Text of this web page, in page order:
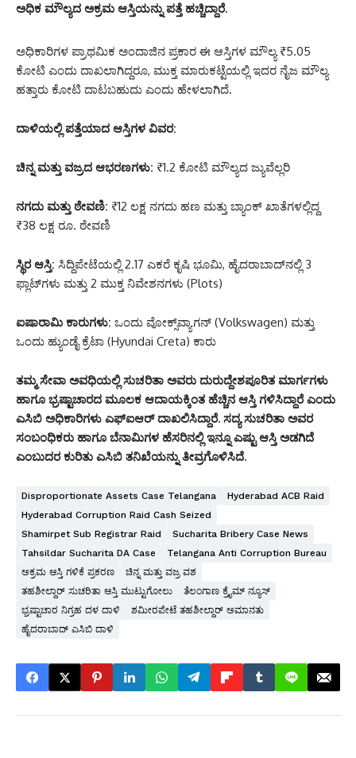
ಅಧಿಕ ಮೌಲ್ಯದ ಅಕ್ರಮ ಆಸ್ತಿಯನ್ನು ಪತ್ತೆ ಹಚ್ಚಿದ್ದಾರೆ.
ಅಧಿಕಾರಿಗಳ ಪ್ರಾಥಮಿಕ ಅಂದಾಜಿನ ಪ್ರಕಾರ ಈ ಆಸ್ತಿಗಳ ಮೌಲ್ಯ ₹5.05
ಕೋಟಿ ಎಂದು ದಾಖಲಾಗಿದ್ದರೂ, ಮುಕ್ತ ಮಾರುಕಟ್ಟೆಯಲ್ಲಿ ಇದರ ನೈಜ ಮೌಲ್ಯ
ಹತ್ತಾರು ಕೋಟಿ ದಾಟಬಹುದು ಎಂದು ಹೇಳಲಾಗಿದೆ.
ದಾಳಿಯಲ್ಲಿ ಪತ್ತೆಯಾದ ಆಸ್ತಿಗಳ ವಿವರ:
ಚಿನ್ನ ಮತ್ತು ವಜ್ರದ ಆಭರಣಗಳು: ₹1.2 ಕೋಟಿ ಮೌಲ್ಯದ ಜ್ಯುವೆಲ್ಲರಿ
ನಗದು ಮತ್ತು ಠೇವಣಿ: ₹12 ಲಕ್ಷ ನಗದು ಹಣ ಮತ್ತು ಬ್ಯಾಂಕ್ ಖಾತೆಗಳಲ್ಲಿದ್ದ
₹38 ಲಕ್ಷ ರೂ. ಠೇವಣಿ
ಸ್ಥಿರ ಆಸ್ತಿ: ಸಿದ್ದಿಪೇಟೆಯಲ್ಲಿ 2.17 ಎಕರೆ ಕೃಷಿ ಭೂಮಿ, ಹೈದರಾಬಾದ್‌ನಲ್ಲಿ 3
ಫ್ಲಾಟ್‌ಗಳು ಮತ್ತು 2 ಮುಕ್ತ ನಿವೇಶನಗಳು (Plots)
ಐಷಾರಾಮಿ ಕಾರುಗಳು: ಒಂದು ವೋಕ್ಸ್‌ವ್ಯಾಗನ್ (Volkswagen) ಮತ್ತು
ಒಂದು ಹ್ಯುಂಡೈ ಕ್ರೆಟಾ (Hyundai Creta) ಕಾರು
ತಮ್ಮ ಸೇವಾ ಅವಧಿಯಲ್ಲಿ ಸುಚರಿತಾ ಅವರು ದುರುದ್ದೇಶಪೂರಿತ ಮಾರ್ಗಗಳು
ಹಾಗೂ ಭ್ರಷ್ಟಾಚಾರದ ಮೂಲಕ ಆದಾಯಕ್ಕಿಂತ ಹೆಚ್ಚಿನ ಆಸ್ತಿ ಗಳಿಸಿದ್ದಾರೆ ಎಂದು
ಎಸಿಬಿ ಅಧಿಕಾರಿಗಳು ಎಫ್‌ಐಆರ್ ದಾಖಲಿಸಿದ್ದಾರೆ. ಸದ್ಯ ಸುಚರಿತಾ ಅವರ
ಸಂಬಂಧಿಕರು ಹಾಗೂ ಬೆನಾಮಿಗಳ ಹೆಸರಿನಲ್ಲಿ ಇನ್ನೂ ಎಷ್ಟು ಆಸ್ತಿ ಅಡಗಿದೆ
ಎಂಬುದರ ಕುರಿತು ಎಸಿಬಿ ತನಿಖೆಯನ್ನು ತೀವ್ರಗೊಳಿಸಿದೆ.
Disproportionate Assets Case Telangana
Hyderabad ACB Raid
Hyderabad Corruption Raid Cash Seized
Shamirpet Sub Registrar Raid
Sucharita Bribery Case News
Tahsildar Sucharita DA Case
Telangana Anti Corruption Bureau
ಅಕ್ರಮ ಆಸ್ತಿ ಗಳಿಕೆ ಪ್ರಕರಣ
ಚಿನ್ನ ಮತ್ತು ವಜ್ರ ವಶ
ತಹಶೀಲ್ದಾರ್ ಸುಚರಿತಾ ಆಸ್ತಿ ಮುಟ್ಟುಗೋಲು
ತೆಲಂಗಾಣ ಕ್ರೈಮ್ ನ್ಯೂಸ್
ಭ್ರಷ್ಟಾಚಾರ ನಿಗ್ರಹ ದಳ ದಾಳಿ
ಶಮೀರಪೇಟೆ ತಹಶೀಲ್ದಾರ್ ಅಮಾನತು
ಹೈದರಾಬಾದ್ ಎಸಿಬಿ ದಾಳಿ